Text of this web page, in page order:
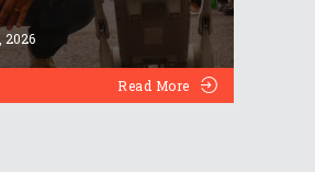
2026
Read More